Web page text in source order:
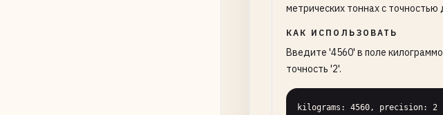
метрических тоннах с точностью
КАК ИСПОЛЬЗОВАТЬ
Введите '4560' в поле
точность '2'.
kilograms: 4560, precision: 2